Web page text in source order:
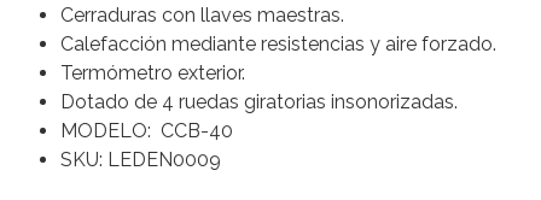
Cerraduras con llaves maestras.
Calefacción mediante resistencias y aire forzado.
Termómetro exterior.
Dotado de 4 ruedas giratorias insonorizadas.
MODELO: CCB-40
SKU: LEDEN0009